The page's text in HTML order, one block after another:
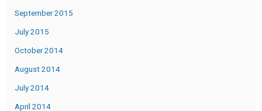
September 2015
July 2015
October 2014
August 2014
July 2014
April 2014